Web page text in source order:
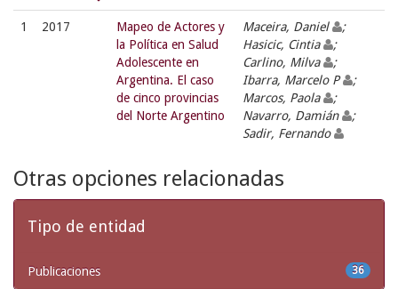
1 2017
Mapeo de Actores y
la Política en Salud
Adolescente en
Argentina. El caso
de cinco provincias
del Norte Argentino
Maceira, Daniel
;
Hasicic, Cintia
;
Carlino, Milva
;
Ibarra, Marcelo P
;
Marcos, Paola
;
Navarro, Damián
;
Sadir, Fernando
Otras opciones relacionadas
Tipo de entidad
36
Publicaciones